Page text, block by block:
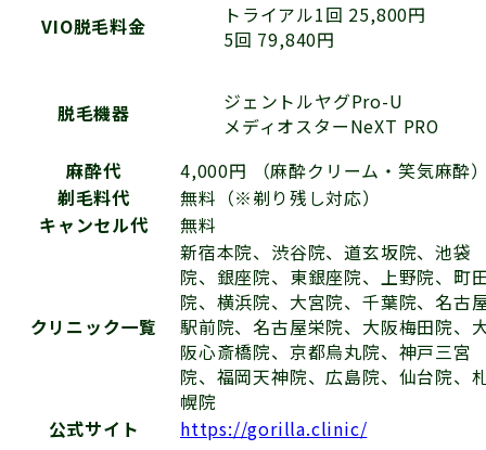
VIO脱毛料金
トライアル1回 25,800円
5回 79,840円
脱毛機器
ジェントルヤグPro-U
メディオスターNeXT PRO
麻酔代
4,000円 （麻酔クリーム・笑気麻酔
剃毛料代
無料（※剃り残し対応）
キャンセル代
無料
クリニック一覧
新宿本院、渋谷院、道玄坂院、池袋
院、銀座院、東銀座院、上野院、町
院、横浜院、大宮院、千葉院、名古
駅前院、名古屋栄院、大阪梅田院、
阪心斎橋院、京都烏丸院、神戸三宮
院、福岡天神院、広島院、仙台院、
幌院
公式サイト
https://gorilla.clinic/